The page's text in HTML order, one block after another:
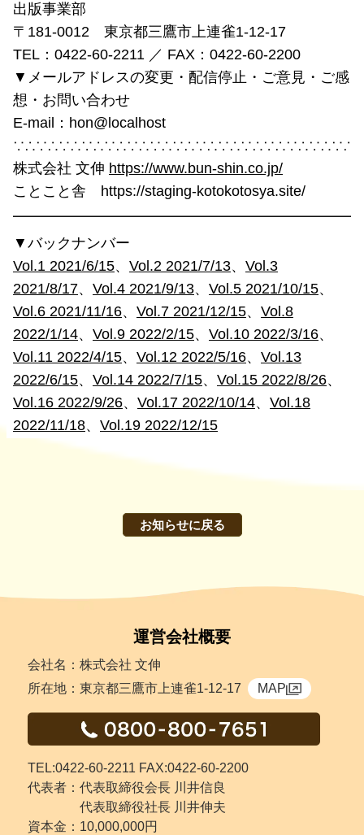
出版事業部
〒181-0012 東京都三鷹市上連雀1-12-17
TEL：0422-60-2211 ／ FAX：0422-60-2200
▼メールアドレスの変更・配信停止・ご意見・ご感
想・お問い合わせ
E-mail：hon@localhost
∵∴∵∴∵∴∵∴∵∴∵∴∵∴∵∴∵∴∵∴∵∴∵∴∵∴∵∴∵∴
株式会社 文伸 https://www.bun-shin.co.jp/
ことこと舎 https://staging-kotokotosya.site/
▼バックナンバー
Vol.1 2021/6/15、 Vol.2 2021/7/13、 Vol.3
2021/8/17、 Vol.4 2021/9/13、 Vol.5 2021/10/15、
Vol.6 2021/11/16、 Vol.7 2021/12/15、 Vol.8
2022/1/14、 Vol.9 2022/2/15、 Vol.10 2022/3/16、
Vol.11 2022/4/15、 Vol.12 2022/5/16、 Vol.13
2022/6/15、 Vol.14 2022/7/15、 Vol.15 2022/8/26、
Vol.16 2022/9/26、 Vol.17 2022/10/14、 Vol.18
2022/11/18、 Vol.19 2022/12/15
お知らせに戻る
運営会社概要
会社名：株式会社 文伸
所在地：東京都三鷹市上連雀1-12-17
MAP
TEL:0422-60-2211 FAX:0422-60-2200
代表者：代表取締役会長 川井信良
代表取締役社長 川井伸夫
資本金：10,000,000円